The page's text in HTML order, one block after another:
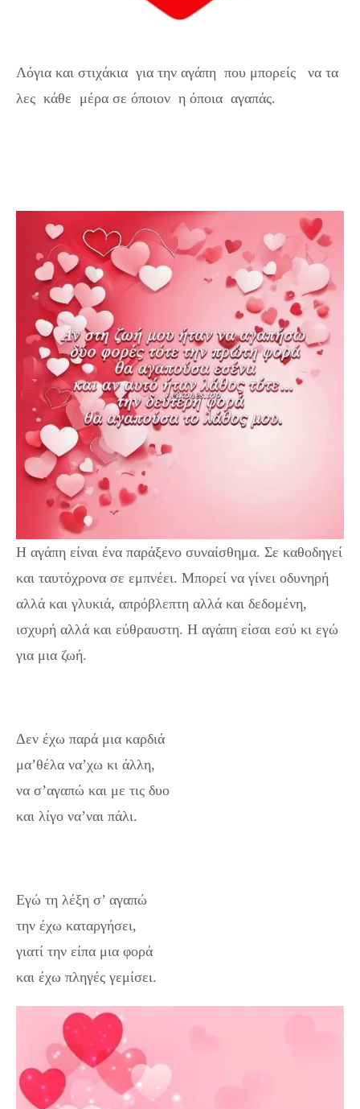
Λόγια και στιχάκια για την αγάπη που μπορείς να τα
λες κάθε μέρα σε όποιον η όποια αγαπάς.
Η αγάπη είναι ένα παράξενο συναίσθημα. Σε καθοδηγεί
και ταυτόχρονα σε εμπνέει. Μπορεί να γίνει οδυνηρή
αλλά και γλυκιά, απρόβλεπτη αλλά και δεδομένη,
ισχυρή αλλά και εύθραυστη. Η αγάπη είσαι εσύ κι εγώ
για μια ζωή.
Δεν έχω παρά μια καρδιά
μα’θέλα να’χω κι άλλη,
να σ’αγαπώ και με τις δυο
και λίγο να’ναι πάλι.
Εγώ τη λέξη σ’ αγαπώ
την έχω καταργήσει,
γιατί την είπα μια φορά
και έχω πληγές γεμίσει.